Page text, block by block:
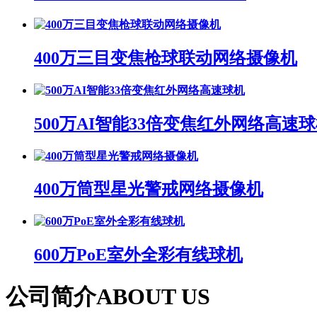
400万三目变焦枪球联动网络摄像机
500万AI智能33倍变焦红外网络高速
400万筒型星光警戒网络摄像机
600万PoE室外全彩有线球机
公司简介ABOUT US